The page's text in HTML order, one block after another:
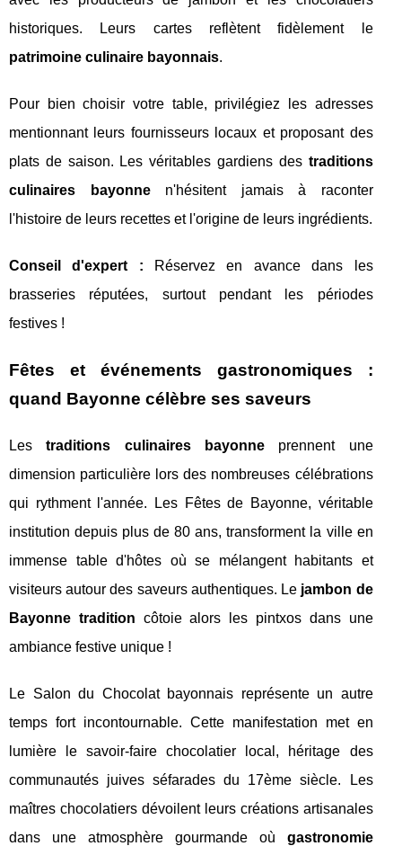
historiques. Leurs cartes reflètent fidèlement le
patrimoine culinaire bayonnais.
Pour bien choisir votre table, privilégiez les adresses
mentionnant leurs fournisseurs locaux et proposant des
plats de saison. Les véritables gardiens des traditions
culinaires bayonnen'hésitent jamais à raconter
l'histoire de leurs recettes et l'origine de leurs ingrédients.
Conseil d'expert : Réservez en avance dans les
brasseries réputées, surtout pendant les périodes
festives !
Fêtes et événements gastronomiques :
quand Bayonne célèbre ses saveurs
Lestraditions culinaires bayonneprennent une
dimension particulière lors des nombreuses célébrations
qui rythment l'année. Les Fêtes de Bayonne, véritable
institution depuis plus de 80 ans, transforment la ville en
immense table d'hôtes où se mélangent habitants et
visiteurs autour des saveurs authentiques. Le jambon de
Bayonne tradition côtoie alors les pintxos dans une
ambiance festive unique !
Le Salon du Chocolat bayonnais représente un autre
temps fort incontournable. Cette manifestation met en
lumière le savoir-faire chocolatier local, héritage des
communautés juives séfarades du 17ème siècle. Les
maîtres chocolatiers dévoilent leurs créations artisanales
dans une atmosphère gourmande où gastronomie